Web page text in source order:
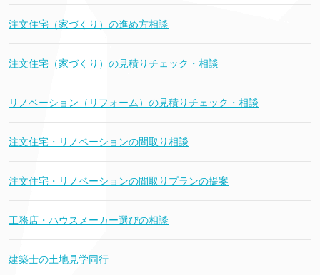
注文住宅（家づくり）の進め方相談
注文住宅（家づくり）の見積りチェック・相談
リノベーション（リフォーム）の見積りチェック・相談
注文住宅・リノベーションの間取り相談
注文住宅・リノベーションの間取りプランの提案
工務店・ハウスメーカー選びの相談
建築士の土地見学同行